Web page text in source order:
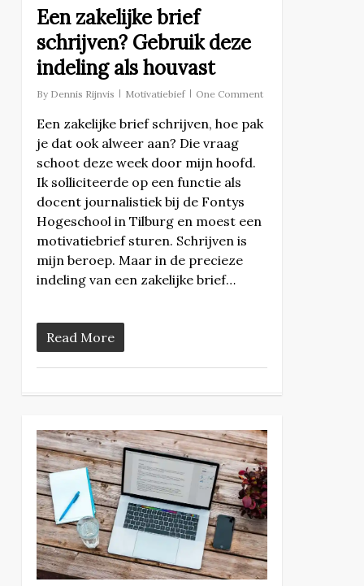
Een zakelijke brief
schrijven? Gebruik deze
indeling als houvast
By Dennis Rijnvis Motivatiebief One Comment
Een zakelijke brief schrijven, hoe pak
je dat ook alweer aan? Die vraag
schoot deze week door mijn hoofd.
Ik solliciteerde op een functie als
docent journalistiek bij de Fontys
Hogeschool in Tilburg en moest een
motivatiebrief sturen. Schrijven is
mijn beroep. Maar in de precieze
indeling van een zakelijke brief…
Read More